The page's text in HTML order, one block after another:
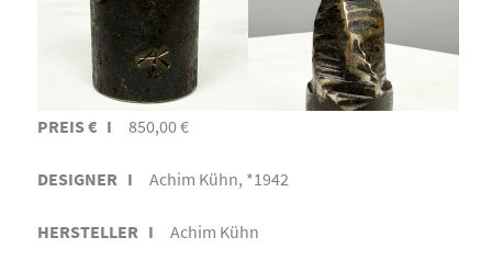
PREIS € I 850,00 €
DESIGNER I Achim Kühn, *1942
HERSTELLER I Achim Kühn